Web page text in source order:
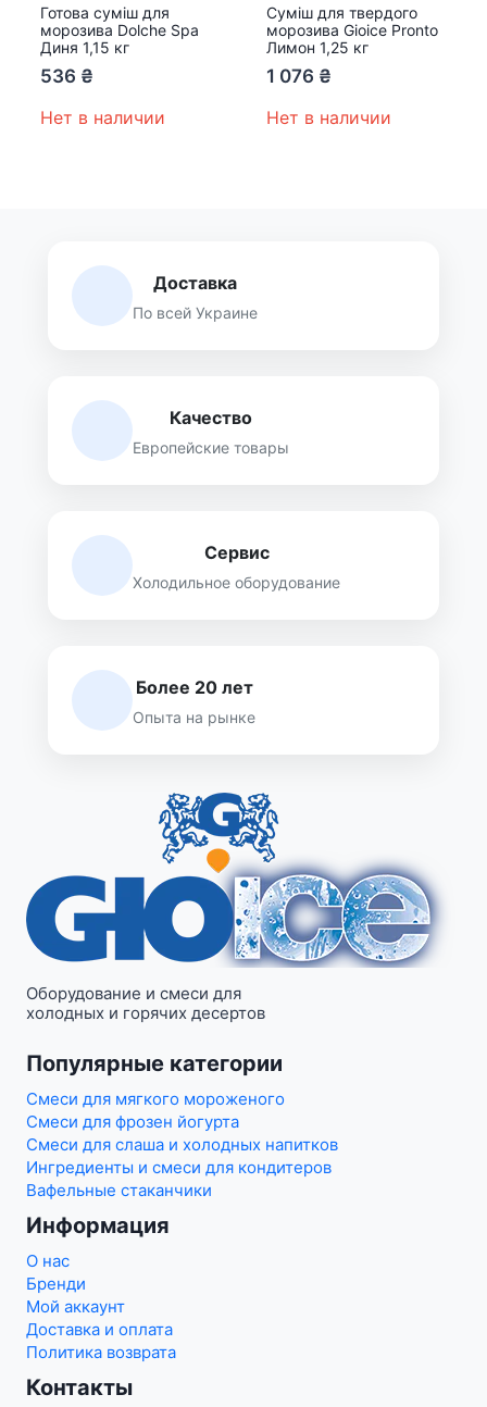
Готова суміш для
морозива Dolche Spa
Диня 1,15 кг
536 ₴
Нет в наличии
Суміш для твердого
морозива Gioice Pronto
Лимон 1,25 кг
1 076 ₴
Нет в наличии
Доставка
По всей Украине
Качество
Европейские товары
Сервис
Холодильное оборудование
Более 20 лет
Опыта на рынке
Оборудование и смеси для
холодных и горячих десертов
Популярные категории
Смеси для мягкого мороженого
Смеси для фрозен йогурта
Смеси для слаша и холодных напитков
Ингредиенты и смеси для кондитеров
Вафельные стаканчики
Информация
О нас
Бренди
Мой аккаунт
Доставка и оплата
Политика возврата
Контакты